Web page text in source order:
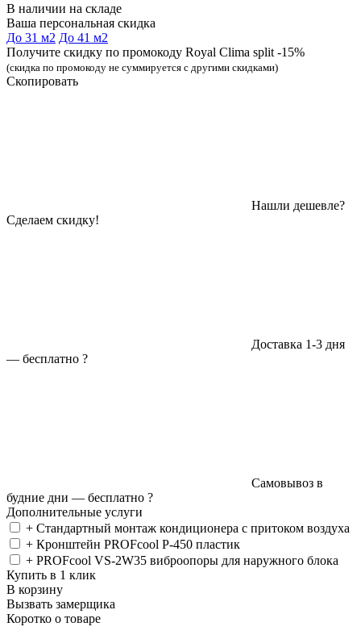
В наличии на складе
Ваша персональная скидка
До 31 м2 До 41 м2
Получите скидку по промокоду Royal Clima split -15%
(скидка по промокоду не суммируется с другими скидками)
Скопировать
Нашли дешевле?
Сделаем скидку!
Доставка 1-3 дня
— бесплатно ?
Самовывоз в
будние дни — бесплатно ?
Дополнительные услуги
+ Стандартный монтаж кондиционера с притоком воздуха
+ Кронштейн PROFcool P-450 пластик
+ PROFcool VS-2W35 виброопоры для наружного блока
Купить в 1 клик
В корзину
Вызвать замерщика
Коротко о товаре